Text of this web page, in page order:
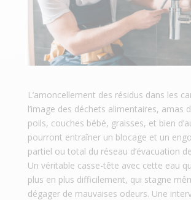
L’amoncellement des résidus dans les
l’image des déchets alimentaires, amas
poils, couches bébé, graisses, et bien
pourront entraîner un blocage et un
partiel ou total du réseau d’évacuation
Un véritable casse-tête avec cette eau
plus en plus difficilement, qui stagne
dégager de mauvaises odeurs. Une